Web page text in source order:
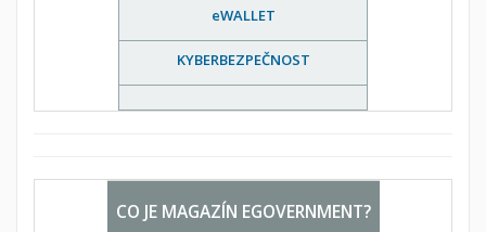
eWALLET
KYBERBEZPEČNOST
CO JE MAGAZÍN EGOVERNMENT?